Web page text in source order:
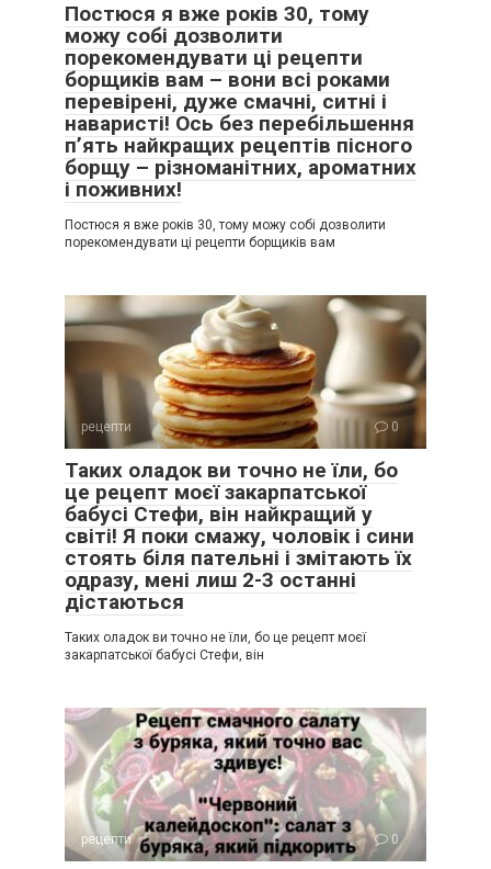
Постюся я вже років 30, тому
можу собі дозволити
порекомендувати ці рецепти
борщиків вам – вони всі роками
перевірені, дуже смачні, ситні і
наваристі! Ось без перебільшення
п’ять найкращих рецептів пісного
борщу – різноманітних, ароматних
і поживних!
Постюся я вже років 30, тому можу собі дозволити
порекомендувати ці рецепти борщиків вам
рецепти 0
Таких оладок ви точно не їли, бо
це рецепт моєї закарпатської
бабусі Стефи, він найкращий у
світі! Я поки смажу, чоловік і сини
стоять біля пательні і змітають їх
одразу, мені лиш 2-3 останні
дістаються
Таких оладок ви точно не їли, бо це рецепт моєї
закарпатської бабусі Стефи, він
рецепти 0